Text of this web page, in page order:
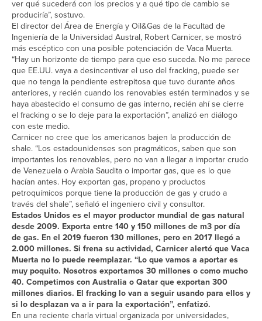
ver qué sucederá con los precios y a qué tipo de cambio se
produciría”, sostuvo.
El director del Área de Energía y Oil&Gas de la Facultad de
Ingeniería de la Universidad Austral, Robert Carnicer, se mostró
más escéptico con una posible potenciación de Vaca Muerta.
“Hay un horizonte de tiempo para que eso suceda. No me parece
que EE.UU. vaya a desincentivar el uso del fracking, puede ser
que no tenga la pendiente estrepitosa que tuvo durante años
anteriores, y recién cuando los renovables estén terminados y se
haya abastecido el consumo de gas interno, recién ahí se cierre
el fracking o se lo deje para la exportación”, analizó en diálogo
con este medio.
Carnicer no cree que los americanos bajen la producción de
shale. “Los estadounidenses son pragmáticos, saben que son
importantes los renovables, pero no van a llegar a importar crudo
de Venezuela o Arabia Saudita o importar gas, que es lo que
hacían antes. Hoy exportan gas, propano y productos
petroquímicos porque tiene la producción de gas y crudo a
través del shale”, señaló el ingeniero civil y consultor.
Estados Unidos es el mayor productor mundial de gas natural
desde 2009. Exporta entre 140 y 150 millones de m3 por día
de gas. En el 2019 fueron 130 millones, pero en 2017 llegó a
2.000 millones. Si frena su actividad, Carnicer alertó que Vaca
Muerta no lo puede reemplazar. “Lo que vamos a aportar es
muy poquito. Nosotros exportamos 30 millones o como mucho
40. Competimos con Australia o Qatar que exportan 300
millones diarios. El fracking lo van a seguir usando para ellos y
si lo desplazan va a ir para la exportación”, enfatizó.
En una reciente charla virtual organizada por universidades,